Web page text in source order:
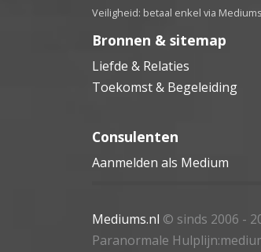
Veiligheid: betaal enkel via
Bronnen & sitemap
Liefde & Relaties
Toekomst & Begeleiding
Consulenten
Aanmelden als Medium
Mediums.nl © sinds 2006 -
Paranormale